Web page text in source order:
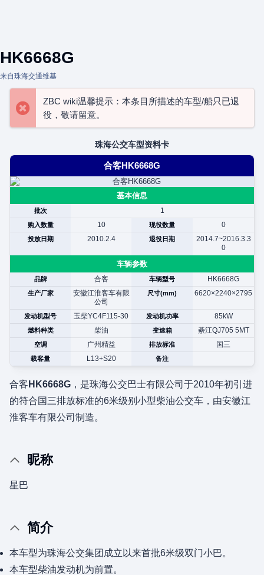
HK6668G
来自珠海交通维基
ZBC wiki温馨提示：本条目所描述的车型/船只已退
役，敬请留意。
珠海公交车型资料卡
合客HK6668G
基本信息
批次 1
购入数量 10 现役数量 0
投放日期 2010.2.4 退役日期
2014.7~2016.3.3
0
车辆参数
品牌 合客 车辆型号 HK6668G
生产厂家
安徽江淮客车有限
公司
尺寸(mm) 6620×2240×2795
发动机型号 玉柴YC4F115-30 发动机功率 85kW
燃料种类 柴油 变速箱 綦江QJ705 5MT
空调 广州精益 排放标准 国三
载客量 L13+S20 备注
合客 HK6668G ，是珠海公交巴士有限公司于2010年初引进
的符合国三排放标准的6米级别小型柴油公交车，由安徽江
淮客车有限公司制造。
昵称
星巴
简介
本车型为珠海公交集团成立以来首批6米级双门小巴。
本车型柴油发动机为前置。